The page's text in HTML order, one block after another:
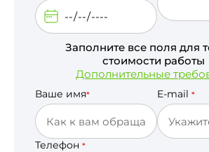
Заполните все поля для
стоимости работы
Дополнительные
Ваше имя* E-mail *
Телефон *